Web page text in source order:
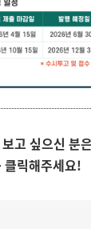
고 싶으신 분은
클릭해주세요!